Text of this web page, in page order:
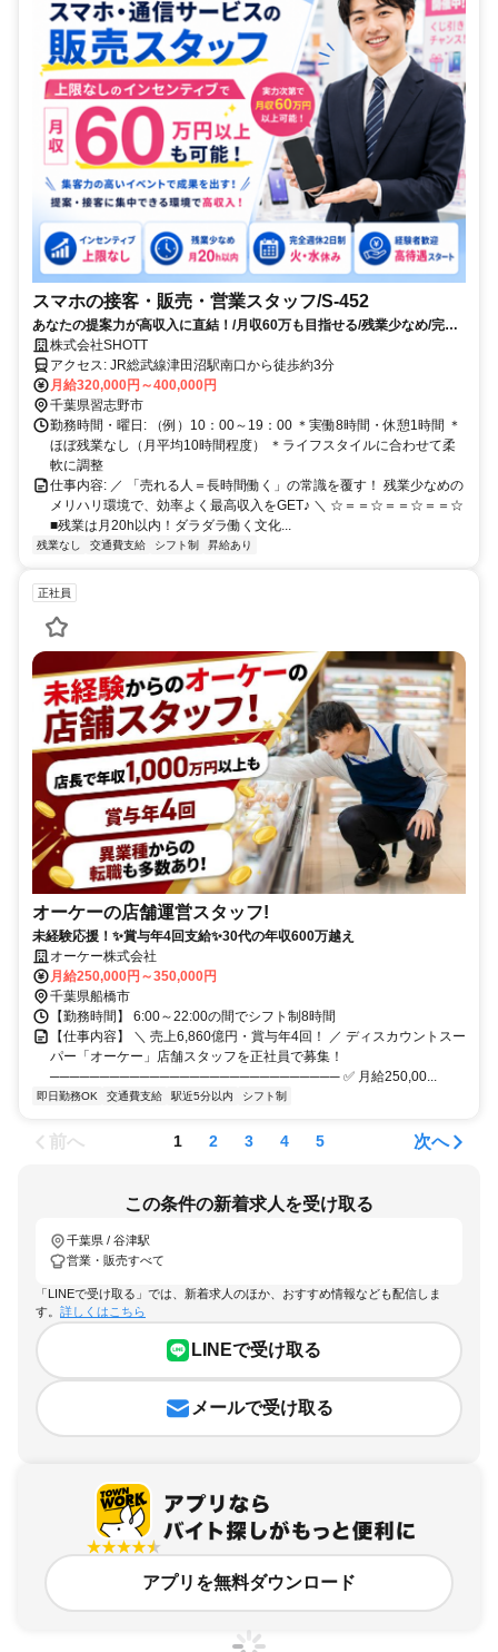
スマホの接客・販売・営業スタッフ/S-452
あなたの提案力が高収入に直結！/月収60万も目指せる/残業少なめ/完全
週休2日
株式会社SHOTT
アクセス: JR総武線津田沼駅南口から徒歩約3分
月給320,000円～400,000円
千葉県習志野市
勤務時間・曜日: （例）10：00～19：00 ＊実働8時間・休憩1時間 ＊
ほぼ残業なし（月平均10時間程度） ＊ライフスタイルに合わせて柔
軟に調整
仕事内容: ／ 「売れる人＝長時間働く」の常識を覆す！ 残業少なめの
メリハリ環境で、効率よく最高収入をGET♪ ＼ ☆＝＝☆＝＝☆＝＝☆
■残業は月20h以内！ダラダラ働く文化...
残業なし 交通費支給 シフト制 昇給あり
正社員
オーケーの店舗運営スタッフ!
未経験応援！✨賞与年4回支給✨30代の年収600万越え
オーケー株式会社
月給250,000円～350,000円
千葉県船橋市
【勤務時間】 6:00～22:00の間でシフト制8時間
【仕事内容】 ＼ 売上6,860億円・賞与年4回！ ／ ディスカウントスー
パー「オーケー」店舗スタッフを正社員で募集！
───────────────────────────── ✅ 月給250,00...
即日勤務OK 交通費支給 駅近5分以内 シフト制
前へ 1 2 3 4 5 次へ
この条件の新着求人を受け取る
千葉県 / 谷津駅
営業・販売すべて
「LINEで受け取る」では、新着求人のほか、おすすめ情報なども配信しま
す。 詳しくはこちら
LINEで受け取る
メールで受け取る
アプリを無料ダウンロード